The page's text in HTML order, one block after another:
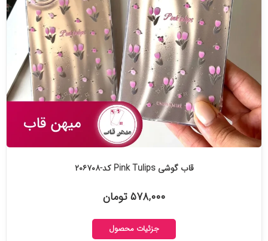
قاب گوشی Pink Tulips کد-۲۰۶۷۰۸
۵۷۸,۰۰۰ تومان
جزئیات محصول